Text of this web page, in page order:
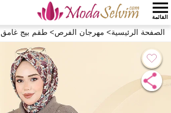
القائمة
الصفحة الرئيسية> مهرجان الفرص> طقم بيج غامق 1335MT581